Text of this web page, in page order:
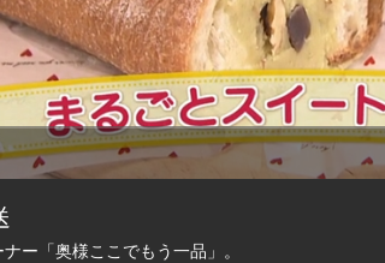
ー「奥様ここでもう一品」。